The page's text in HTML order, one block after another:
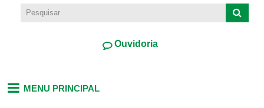
Ouvidoria
MENU PRINCIPAL